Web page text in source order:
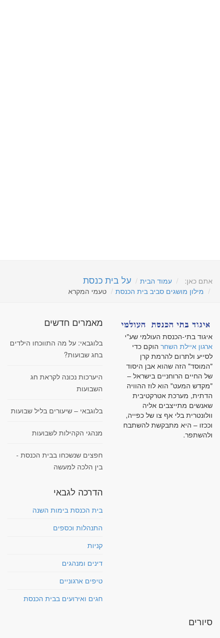
אתם כאן: עמוד הבית על בית כנסת
מילון מושגים סביב בית הכנסת טעמי המקרא
איגוד בתי-הכנסת העולמי שע"י
ארגון איילת השחר הוקם כדי
לסייע ולתרום להרמת קרן
"המוסד" הזה שהוא אבן היסוד
של החיים הרוחניים בישראל –
"מקדש המעט" הוא לוז ההוויה
הדתית, מערכת אטרקטיבית
שאנשים מתייצבים אליה
וולונטרית בלי אף צו של כפייה,
וככזו – היא מתבקשת להשתבח
ולהשתפר.
מאמרים חדשים
בלוגבאי: על מה התווכחו הילדים
בחג שבועות?
היערכות נכונה לקראת חג
השבועות
בלוגבאי – שיעורים בליל שבועות
מנהגי הקהילות לשבועות
חפצים שנשכחו בבית הכנסת -
בין הלכה למעשה
הדרכה לגבאי
בית הכנסת בימות השנה
התנהלות וכספים
קניות
דינים ומנהגים
טיפים ארגוניים
חגים ואירועים בבית הכנסת
סיורים